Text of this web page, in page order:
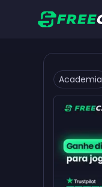
Academia